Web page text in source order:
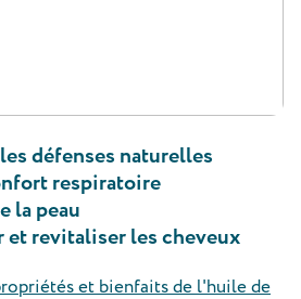
défenses naturelles
respiratoire
la peau
et revitaliser les cheveux
et bienfaits de l'huile de